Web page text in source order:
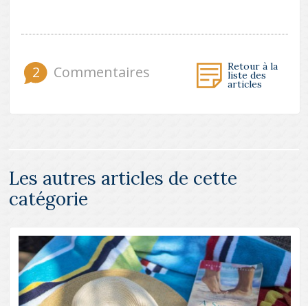
2 Commentaires Retour à la
liste des
articles
Les autres articles de cette
catégorie